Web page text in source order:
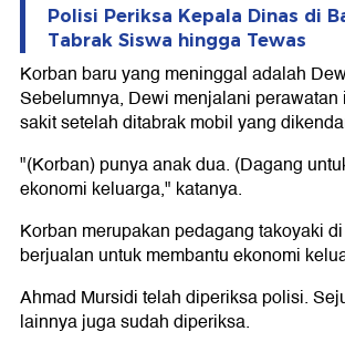
Polisi Periksa Kepala Dinas di
Tabrak Siswa hingga Tewas
Korban baru yang meninggal adalah
Sebelumnya, Dewi menjalani perawatan
sakit setelah ditabrak mobil yang
"(Korban) punya anak dua. (Dagang
ekonomi keluarga," katanya.
Korban merupakan pedagang takoyaki
berjualan untuk membantu ekonomi
Ahmad Mursidi telah diperiksa polisi.
lainnya juga sudah diperiksa.